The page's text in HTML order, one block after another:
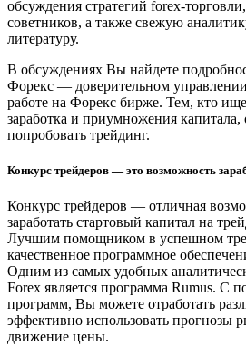
обсуждения стратегий forex-
советников, а также свежую
литературу.
В обсуждениях Вы найдете
Форекс — доверительном
работе на Форекс бирже. Тем, кто
заработка и приумножения капитала,
попробовать трейдинг.
Конкурс трейдеров — это возможность
Конкурс трейдеров — отличная
заработать стартовый капитал на
Лучшим помощником в успешном
качественное программное
Одним из самых удобных
Forex является программа Rumus. С
программ, Вы можете отработать
эффективно использовать прогнозы
движение цены.